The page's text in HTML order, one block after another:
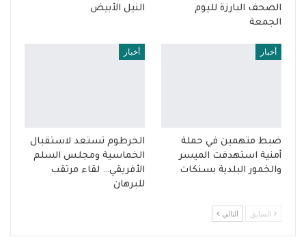
الصحف البارزة لليوم
الجمعة
النيل الأبيض
أخبار
ضبط متهمين في حملة
أمنية استهدفت الميسر
والخمور البلدية بسنكات
أخبار
الخرطوم تستعد لاستقبال
الخماسية ومجلس السلم
الأفريقي… لقاء مرتقب
للبرهان
السابق التالي